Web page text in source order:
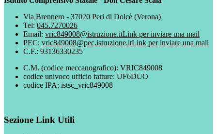
Via Brennero - 37020 Peri di Dolcè (Verona)
Tel: 045.7270026
Email: vric849008@istruzione.itLink per inviare una mail
PEC: vric849008@pec.istruzione.itLink per inviare una mail
C.F.: 93136330235
C.M. (codice meccanografico): VRIC849008
codice univoco ufficio fatture: UF6DUO
codice IPA: istsc_vric849008
Sezione Link Utili